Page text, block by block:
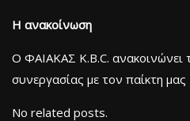
Η ανακοίνωση
Ο ΦΑΙΑΚΑΣ Κ.B.C. ανακοινώνει
συνεργασίας με τον παίκτη
No related posts.